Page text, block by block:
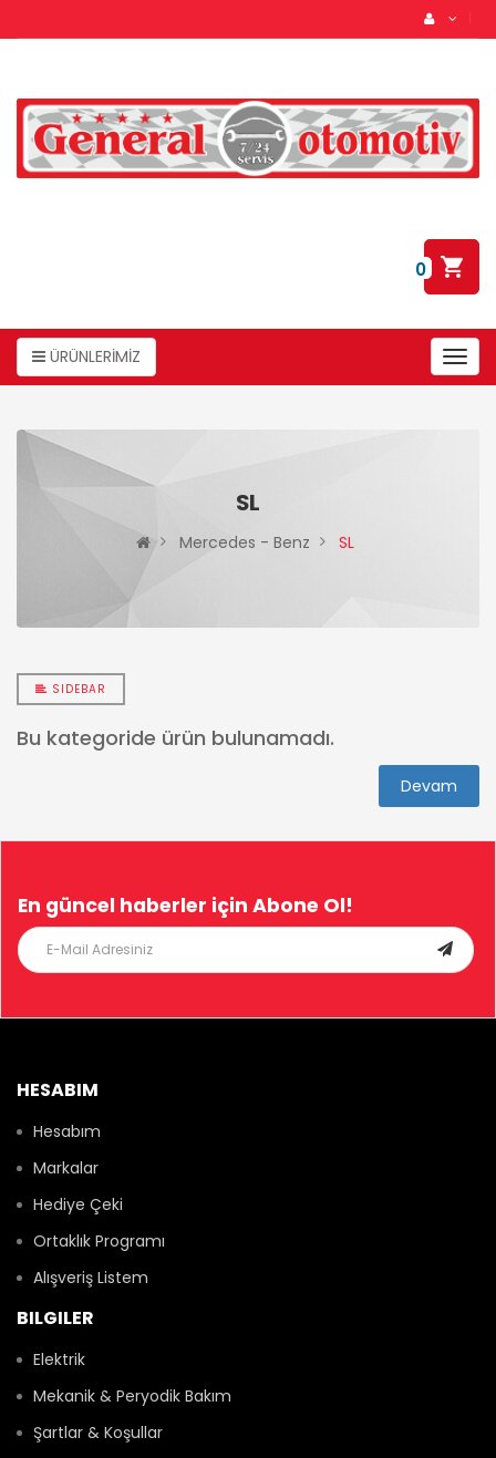
0
ÜRÜNLERİMİZ
SL
Mercedes - Benz SL
SIDEBAR
Bu kategoride ürün bulunamadı.
Devam
En güncel haberler için Abone Ol!
HESABIM
Hesabım
Markalar
Hediye Çeki
Ortaklık Programı
Alışveriş Listem
BILGILER
Elektrik
Mekanik & Peryodik Bakım
Şartlar & Koşullar